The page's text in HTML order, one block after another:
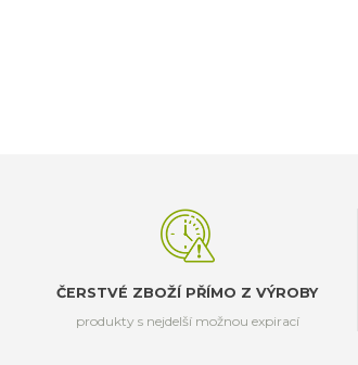
ČERSTVÉ ZBOŽÍ PŘÍMO Z VÝROBY
produkty s nejdelší možnou expirací